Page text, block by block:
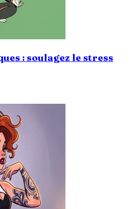
: soulagez le stress